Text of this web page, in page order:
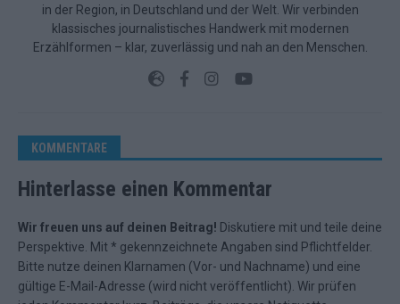
in der Region, in Deutschland und der Welt. Wir verbinden
klassisches journalistisches Handwerk mit modernen
Erzählformen – klar, zuverlässig und nah an den Menschen.
KOMMENTARE
Hinterlasse einen Kommentar
Wir freuen uns auf deinen Beitrag! Diskutiere mit und teile deine
Perspektive. Mit * gekennzeichnete Angaben sind Pflichtfelder.
Bitte nutze deinen Klarnamen (Vor- und Nachname) und eine
gültige E-Mail-Adresse (wird nicht veröffentlicht). Wir prüfen